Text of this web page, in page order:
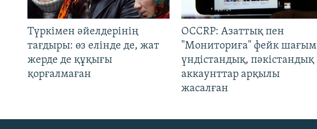
Түркімен әйелдерінің
тағдыры: өз елінде де, жат
жерде де құқығы
қорғалмаған
OCCRP: Азаттық пен
"Мониториға" фейк шағым
үндістандық, пәкістандық
аккаунттар арқылы
жасалған